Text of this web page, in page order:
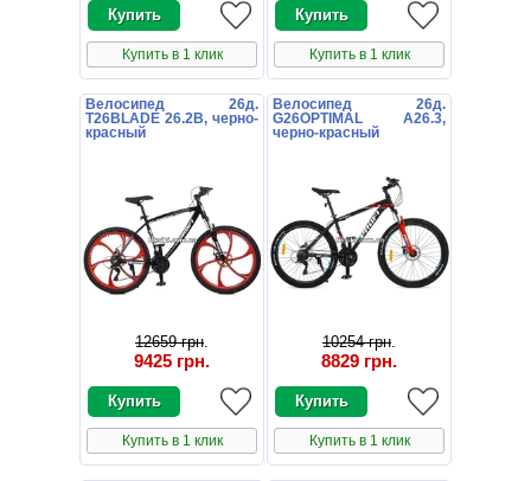
Купить в 1 клик Купить в 1 клик
Велосипед 26д.
T26BLADE 26.2B, черно-
красный
12659 грн.
9425 грн.
Купить в 1 клик
Велосипед 26д.
G26OPTIMAL A26.3,
черно-красный
10254 грн.
8829 грн.
Купить в 1 клик